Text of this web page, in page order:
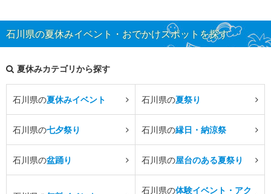
石川県の夏休みイベント・おでかけスポットを探す
夏休みカテゴリから探す
石川県の夏休みイベント 石川県の夏祭り
石川県の七夕祭り 石川県の縁日・納涼祭
石川県の盆踊り 石川県の屋台のある夏祭り
石川県の体験イベント・アク